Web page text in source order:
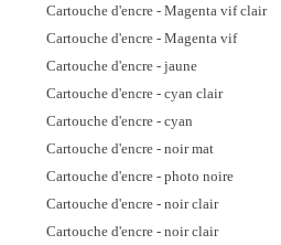
Cartouche d'encre - Magenta vif clair
Cartouche d'encre - Magenta vif
Cartouche d'encre - jaune
Cartouche d'encre - cyan clair
Cartouche d'encre - cyan
Cartouche d'encre - noir mat
Cartouche d'encre - photo noire
Cartouche d'encre - noir clair
Cartouche d'encre - noir clair